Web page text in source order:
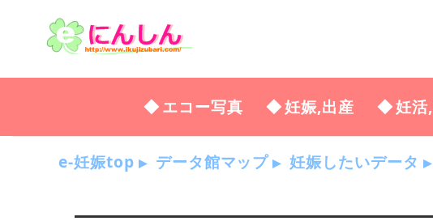
エコー写真 妊娠,出産 妊活
e-妊娠top データ館マップ 妊娠したいデータ